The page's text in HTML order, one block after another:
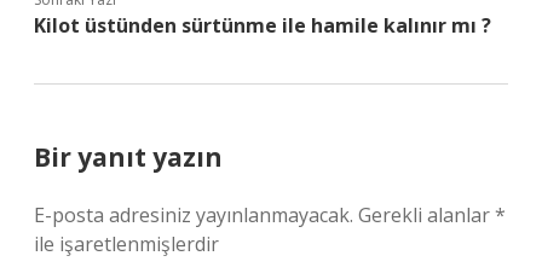
Kilot üstünden sürtünme ile hamile kalınır mı ?
Bir yanıt yazın
E-posta adresiniz yayınlanmayacak. Gerekli alanlar*
ile işaretlenmişlerdir